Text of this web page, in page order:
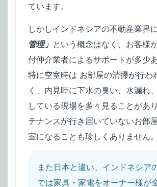
ています。
しかしインドネシアの不動産業界
管理」 という概念はなく、お客様
付仲介業者によるサポートが多少
特に空室時は お部屋の清掃が行わ
く、内見時に下水の臭い、水漏れ
している現場を多々見ることがあ
テナンスが行き届いていないお部
室になることも珍しくありません。
また日本と違い、インドネシア
では家具・家電をオーナー様が